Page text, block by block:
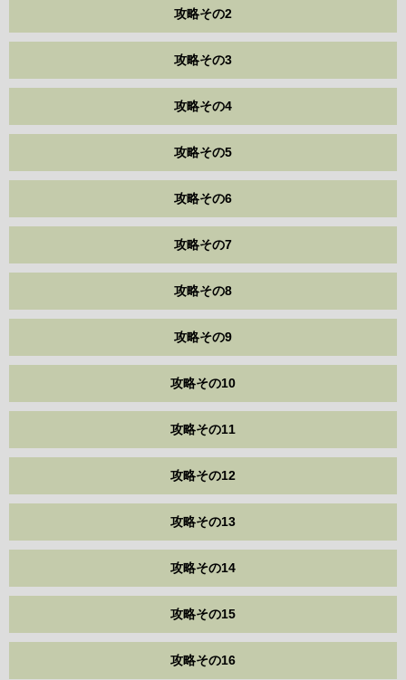
攻略その2
攻略その3
攻略その4
攻略その5
攻略その6
攻略その7
攻略その8
攻略その9
攻略その10
攻略その11
攻略その12
攻略その13
攻略その14
攻略その15
攻略その16